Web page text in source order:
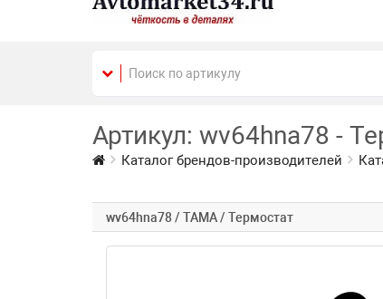
Артикул: wv64hna78 -
Каталог брендов-производителей
wv64hna78 / TAMA / Термостат